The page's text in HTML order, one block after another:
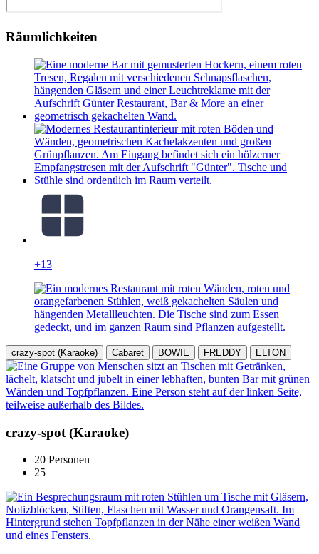
Räumlichkeiten
+13
crazy-spot (Karaoke) Cabaret BOWIE FREDDY ELTON
crazy-spot (Karaoke)
20 Personen
25